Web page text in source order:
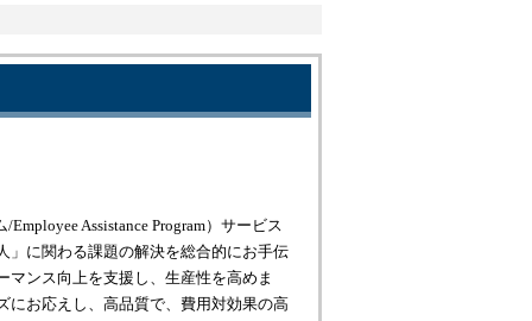
Assistance Program）サービス
」に関わる課題の解決を総合的にお手伝
ンス向上を支援し、生産性を高めま
にお応えし、高品質で、費用対効果の高